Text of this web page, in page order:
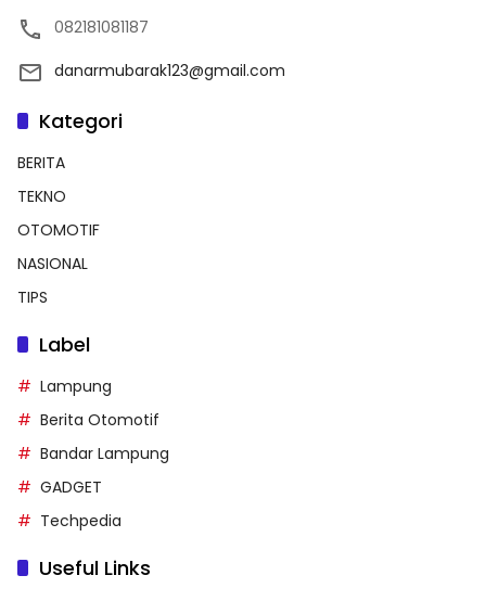
082181081187
danarmubarak123@gmail.com
Kategori
BERITA
TEKNO
OTOMOTIF
NASIONAL
TIPS
Label
Lampung
Berita Otomotif
Bandar Lampung
GADGET
Techpedia
Useful Links